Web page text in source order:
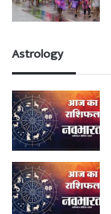
Astrology